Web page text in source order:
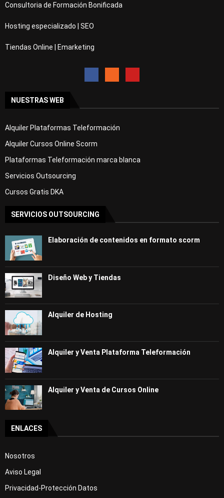
Consultoria de Formación Bonificada
Hosting especializado | SEO
Tiendas Online | Emarketing
NUESTRAS WEB
Alquiler Plataformas Teleformación
Alquiler Cursos Online Scorm
Plataformas Teleformación marca blanca
Servicios Outsourcing
Cursos Gratis DKA
SERVICIOS OUTSOURCING
Elaboración de contenidos en formato scorm
Diseño Web y Tiendas
Alquiler de Hosting
Alquiler y Venta Plataforma Teleformación
Alquiler y Venta de Cursos Online
ENLACES
Nosotros
Aviso Legal
Privacidad-Protección Datos